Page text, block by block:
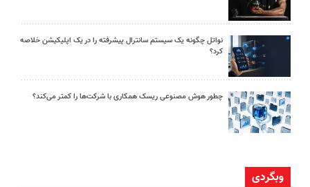
نواتل چگونه یک سیستم سانترال پیشرفته را در یک اپلیکیشن خلاصه
کرد؟
چطور هوش مصنوعی ریسک همکاری با شرکت‌ها را کمتر می‌کند؟
وبگردی